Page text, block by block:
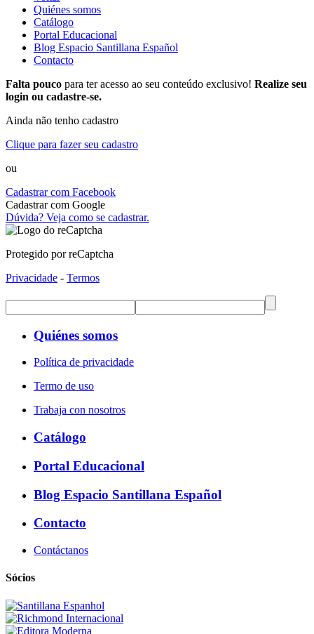
Quiénes somos
Catálogo
Portal Educacional
Blog Espacio Santillana Español
Contacto
Falta pouco para ter acesso ao seu conteúdo exclusivo! Realize seu
login ou cadastre-se.
Ainda não tenho cadastro
Clique para fazer seu cadastro
ou
Cadastrar com Facebook
Cadastrar com Google
Dúvida? Veja como se cadastrar.
Protegido por reCaptcha
Privacidade - Termos
Quiénes somos
Política de privacidade
Termo de uso
Trabaja con nosotros
Catálogo
Portal Educacional
Blog Espacio Santillana Español
Contacto
Contáctanos
Sócios